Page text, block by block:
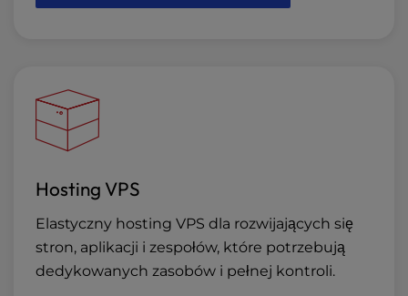
Hosting VPS
Elastyczny hosting VPS dla rozwijających się
stron, aplikacji i zespołów, które potrzebują
dedykowanych zasobów i pełnej kontroli.